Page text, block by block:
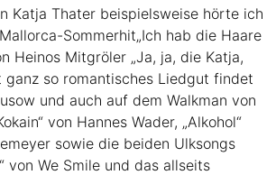
Katja Thater beispielsweise hörte ich
Sommerhit„Ich hab die Haare
Heinos Mitgröler „Ja, ja, die Katja,
ganz so romantisches Liedgut findet
und auch auf dem Walkman von
von Hannes Wader, „Alkohol“
sowie die beiden Ulksongs
von We Smile und das allseits